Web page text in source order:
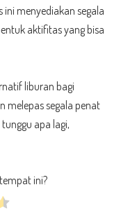
ini menyediakan segala
aktifitas yang bisa
liburan bagi
melepas segala penat
apa lagi,
ini?